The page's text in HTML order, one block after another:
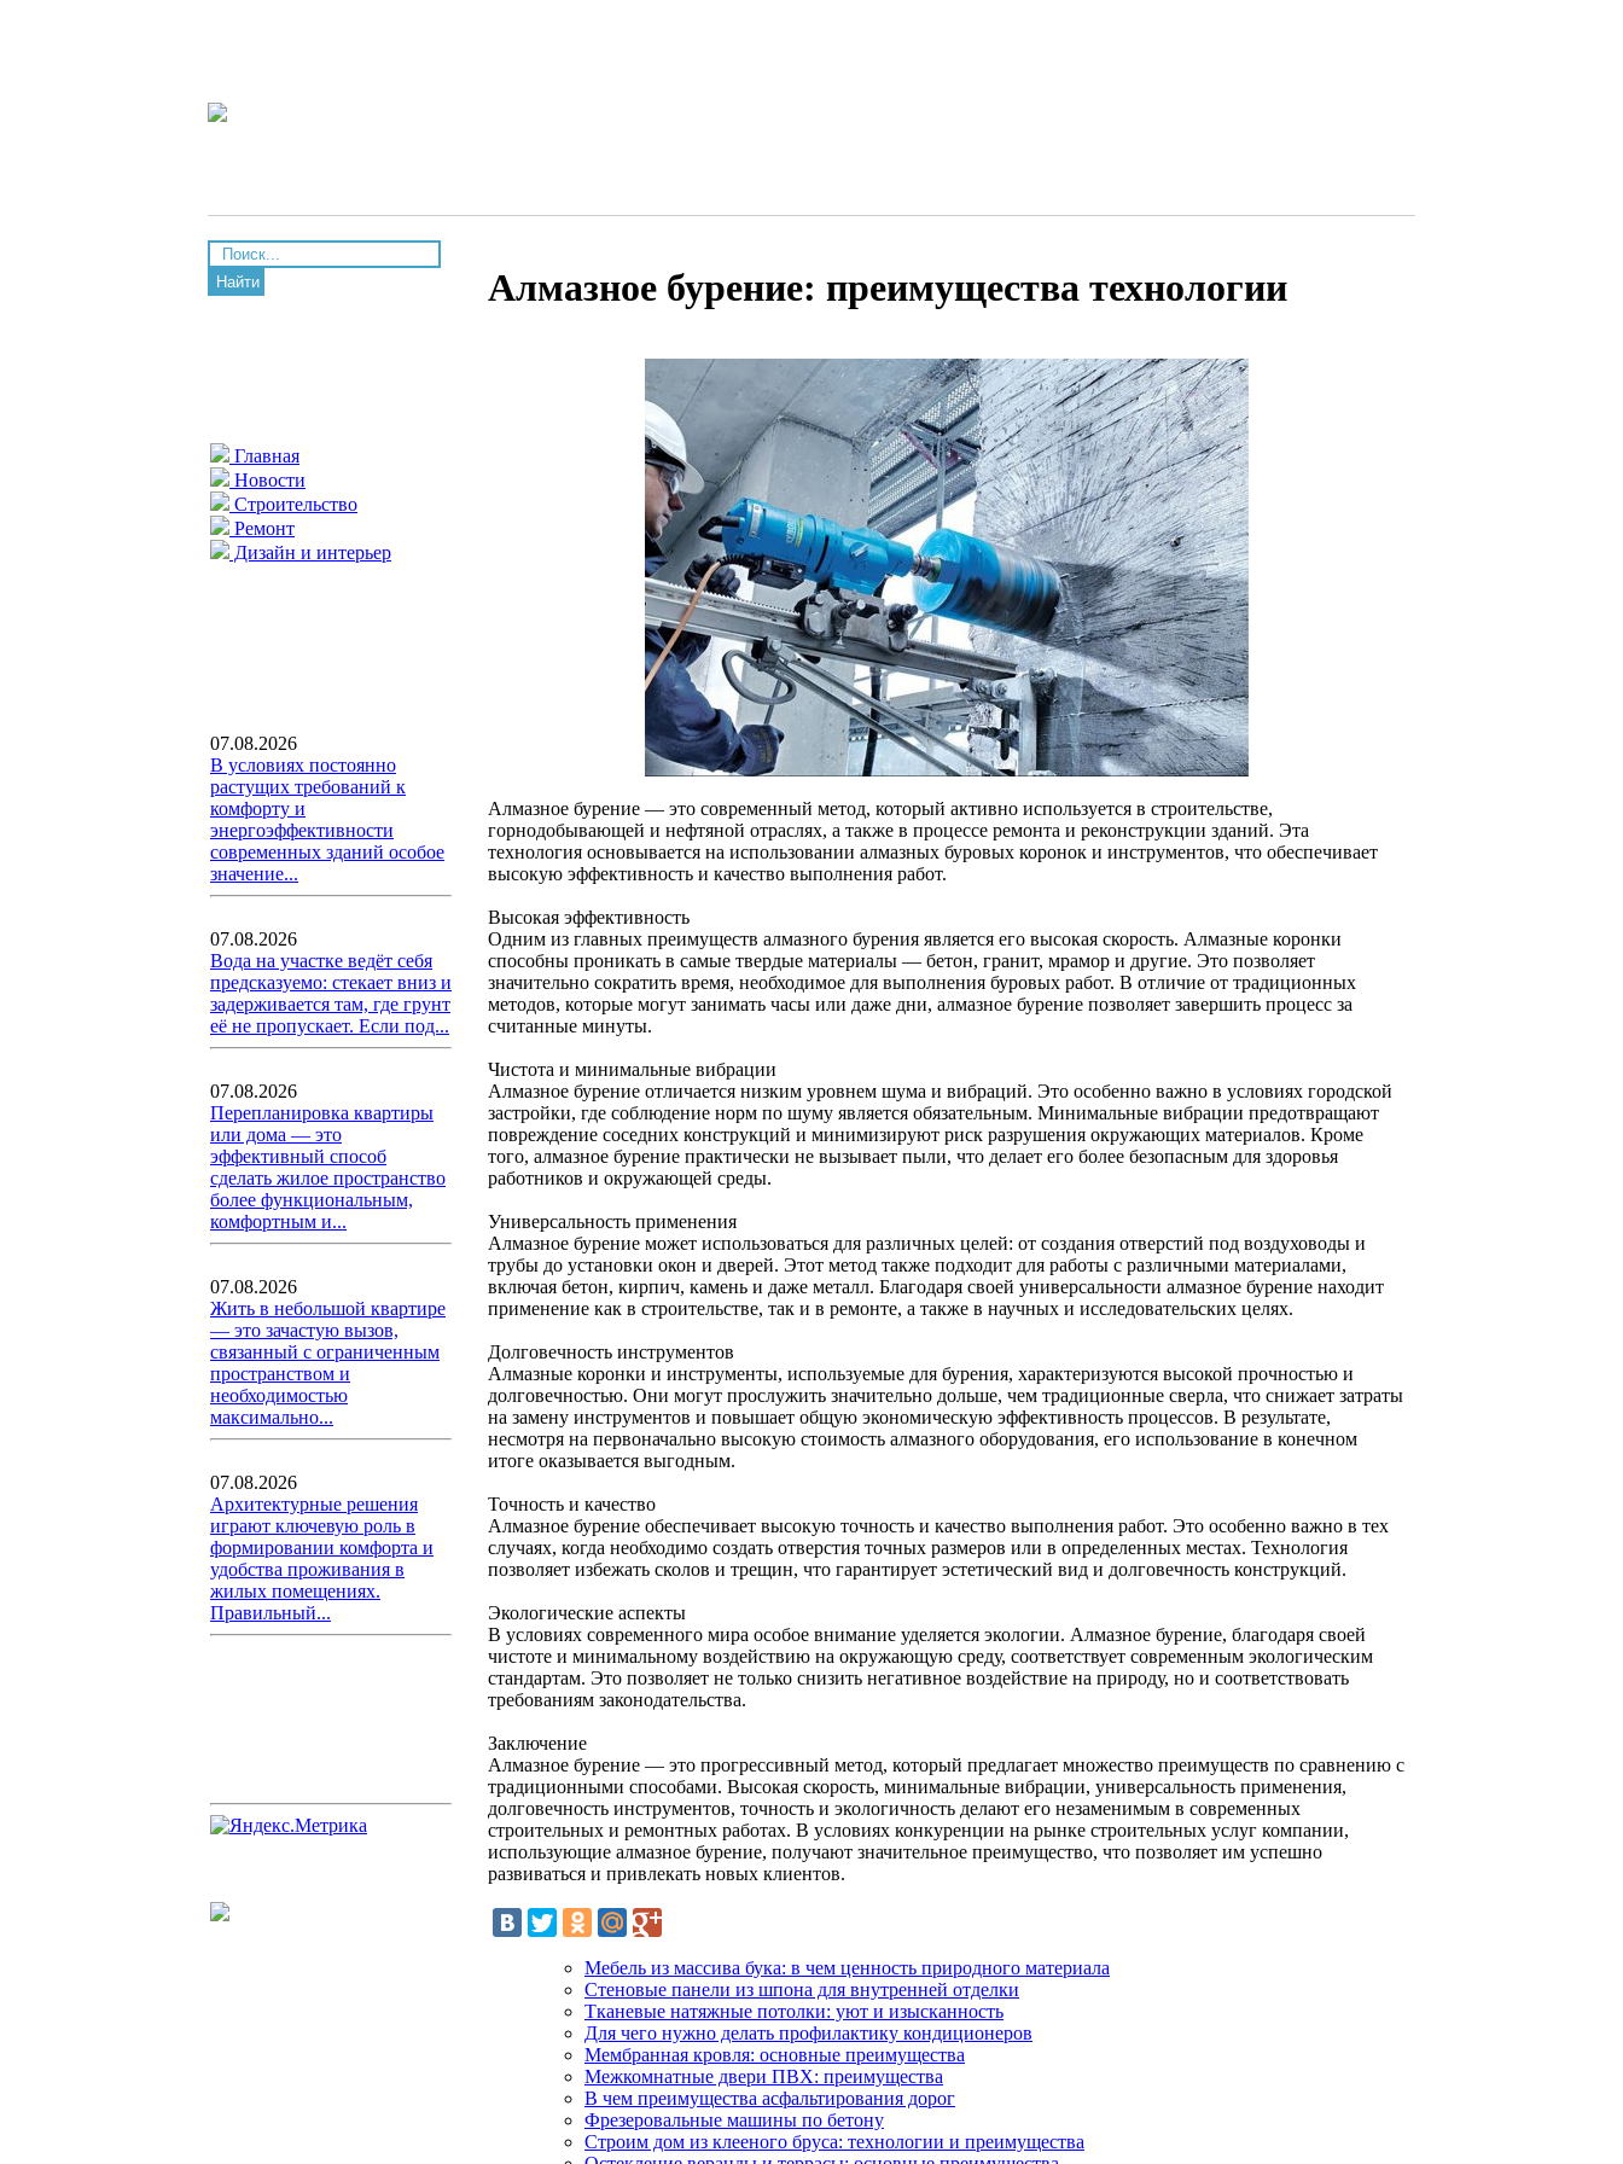
Найти
Главная
Новости
Строительство
Ремонт
Дизайн и интерьер
07.08.2026
В условиях постоянно
растущих требований к
комфорту и
энергоэффективности
современных зданий особое
значение...
07.08.2026
Вода на участке ведёт себя
предсказуемо: стекает вниз и
задерживается там, где грунт
её не пропускает. Если под...
07.08.2026
Перепланировка квартиры
или дома — это
эффективный способ
сделать жилое пространство
более функциональным,
комфортным и...
07.08.2026
Жить в небольшой квартире
— это зачастую вызов,
связанный с ограниченным
пространством и
необходимостью
максимально...
07.08.2026
Архитектурные решения
играют ключевую роль в
формировании комфорта и
удобства проживания в
жилых помещениях.
Правильный...
Алмазное бурение: преимущества технологии
Алмазное бурение — это современный метод, который активно используется в строительстве,
горнодобывающей и нефтяной отраслях, а также в процессе ремонта и реконструкции зданий. Эта
технология основывается на использовании алмазных буровых коронок и инструментов, что обеспечивает
высокую эффективность и качество выполнения работ.
Высокая эффективность
Одним из главных преимуществ алмазного бурения является его высокая скорость. Алмазные коронки
способны проникать в самые твердые материалы — бетон, гранит, мрамор и другие. Это позволяет
значительно сократить время, необходимое для выполнения буровых работ. В отличие от традиционных
методов, которые могут занимать часы или даже дни, алмазное бурение позволяет завершить процесс за
считанные минуты.
Чистота и минимальные вибрации
Алмазное бурение отличается низким уровнем шума и вибраций. Это особенно важно в условиях городской
застройки, где соблюдение норм по шуму является обязательным. Минимальные вибрации предотвращают
повреждение соседних конструкций и минимизируют риск разрушения окружающих материалов. Кроме
того, алмазное бурение практически не вызывает пыли, что делает его более безопасным для здоровья
работников и окружающей среды.
Универсальность применения
Алмазное бурение может использоваться для различных целей: от создания отверстий под воздуховоды и
трубы до установки окон и дверей. Этот метод также подходит для работы с различными материалами,
включая бетон, кирпич, камень и даже металл. Благодаря своей универсальности алмазное бурение находит
применение как в строительстве, так и в ремонте, а также в научных и исследовательских целях.
Долговечность инструментов
Алмазные коронки и инструменты, используемые для бурения, характеризуются высокой прочностью и
долговечностью. Они могут прослужить значительно дольше, чем традиционные сверла, что снижает затраты
на замену инструментов и повышает общую экономическую эффективность процессов. В результате,
несмотря на первоначально высокую стоимость алмазного оборудования, его использование в конечном
итоге оказывается выгодным.
Точность и качество
Алмазное бурение обеспечивает высокую точность и качество выполнения работ. Это особенно важно в тех
случаях, когда необходимо создать отверстия точных размеров или в определенных местах. Технология
позволяет избежать сколов и трещин, что гарантирует эстетический вид и долговечность конструкций.
Экологические аспекты
В условиях современного мира особое внимание уделяется экологии. Алмазное бурение, благодаря своей
чистоте и минимальному воздействию на окружающую среду, соответствует современным экологическим
стандартам. Это позволяет не только снизить негативное воздействие на природу, но и соответствовать
требованиям законодательства.
Заключение
Алмазное бурение — это прогрессивный метод, который предлагает множество преимуществ по сравнению с
традиционными способами. Высокая скорость, минимальные вибрации, универсальность применения,
долговечность инструментов, точность и экологичность делают его незаменимым в современных
строительных и ремонтных работах. В условиях конкуренции на рынке строительных услуг компании,
использующие алмазное бурение, получают значительное преимущество, что позволяет им успешно
развиваться и привлекать новых клиентов.
Мебель из массива бука: в чем ценность природного материала
Стеновые панели из шпона для внутренней отделки
Тканевые натяжные потолки: уют и изысканность
Для чего нужно делать профилактику кондиционеров
Мембранная кровля: основные преимущества
Межкомнатные двери ПВХ: преимущества
В чем преимущества асфальтирования дорог
Фрезеровальные машины по бетону
Строим дом из клееного бруса: технологии и преимущества